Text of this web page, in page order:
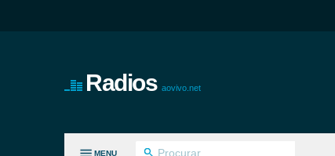
Radios aovivo.net
MENU